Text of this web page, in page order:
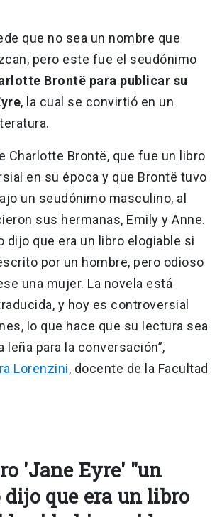
que no sea un nombre que
pero este fue el seudónimo
Brontë para publicar su
, la cual se convirtió en un
Charlotte Brontë, que fue un libro
en su época y que Brontë tuvo
un seudónimo masculino, al
sus hermanas, Emily y Anne.
dijo que era un libro elogiable si
por un hombre, pero odioso
una mujer. La novela está
y hoy es controversial
lo que hace que su lectura sea
leña para la conversación”,
Lorenzini, docente de la Facultad
'Jane Eyre' "un
que era un libro